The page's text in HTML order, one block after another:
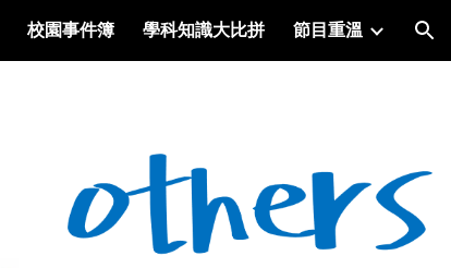
校園事件簿 學科知識大比拼 節目重溫